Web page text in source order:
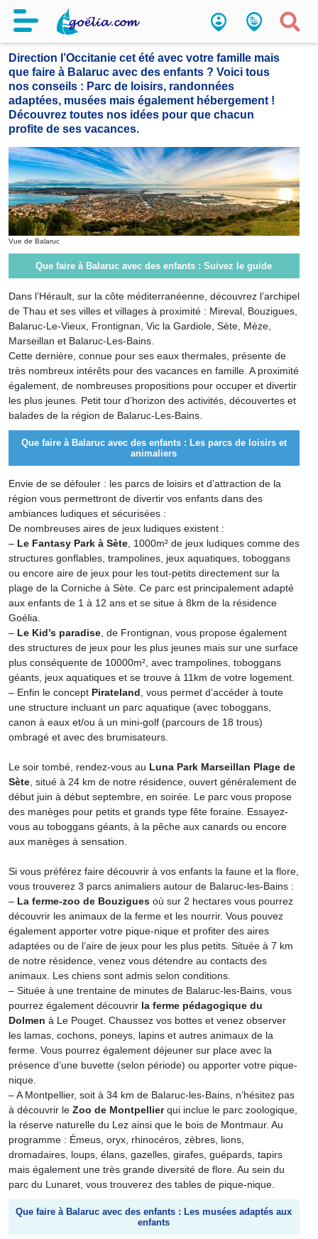
Que faire à Balaruc avec des enfants
Direction l’Occitanie cet été avec votre famille mais
que faire à Balaruc avec des enfants ? Voici tous
nos conseils : Parc de loisirs, randonnées
adaptées, musées mais également hébergement !
Découvrez toutes nos idées pour que chacun
profite de ses vacances.
Vue de Balaruc
Que faire à Balaruc avec des enfants : Suivez le guide
Dans l’Hérault, sur la côte méditerranéenne, découvrez l’archipel
de Thau et ses villes et villages à proximité : Mireval, Bouzigues,
Balaruc-Le-Vieux, Frontignan, Vic la Gardiole, Sète, Mèze,
Marseillan et Balaruc-Les-Bains.
Cette dernière, connue pour ses eaux thermales, présente de
très nombreux intérêts pour des vacances en famille. A proximité
également, de nombreuses propositions pour occuper et divertir
les plus jeunes. Petit tour d’horizon des activités, découvertes et
balades de la région de Balaruc-Les-Bains.
Que faire à Balaruc avec des enfants : Les parcs de loisirs et
animaliers
Envie de se défouler : les parcs de loisirs et d’attraction de la
région vous permettront de divertir vos enfants dans des
ambiances ludiques et sécurisées :
De nombreuses aires de jeux ludiques existent :
– Le Fantasy Park à Sète, 1000m² de jeux ludiques comme des
structures gonflables, trampolines, jeux aquatiques, toboggans
ou encore aire de jeux pour les tout-petits directement sur la
plage de la Corniche à Sète. Ce parc est principalement adapté
aux enfants de 1 à 12 ans et se situe à 8km de la résidence
Goélia.
–Le Kid’s paradise, de Frontignan, vous propose également
des structures de jeux pour les plus jeunes mais sur une surface
plus conséquente de 10000m², avec trampolines, toboggans
géants, jeux aquatiques et se trouve à 11km de votre logement.
– Enfin le concept Pirateland , vous permet d’accéder à toute
une structure incluant un parc aquatique (avec toboggans,
canon à eaux et/ou à un mini-golf (parcours de 18 trous)
ombragé et avec des brumisateurs.
Le soir tombé, rendez-vous au Luna Park Marseillan Plage de
Sète, situé à 24 km de notre résidence, ouvert généralement de
début juin à début septembre, en soirée. Le parc vous propose
des manèges pour petits et grands type fête foraine. Essayez-
vous au toboggans géants, à la pêche aux canards ou encore
aux manèges à sensation.
Si vous préférez faire découvrir à vos enfants la faune et la flore,
vous trouverez 3 parcs animaliers autour de Balaruc-les-Bains :
–La ferme-zoo de Bouziguesoù sur 2 hectares vous pourrez
découvrir les animaux de la ferme et les nourrir. Vous pouvez
également apporter votre pique-nique et profiter des aires
adaptées ou de l’aire de jeux pour les plus petits. Située à 7 km
de notre résidence, venez vous détendre au contacts des
animaux. Les chiens sont admis selon conditions.
– Située à une trentaine de minutes de Balaruc-les-Bains, vous
pourrez également découvrirla ferme pédagogique du
Dolmen à Le Pouget. Chaussez vos bottes et venez observer
les lamas, cochons, poneys, lapins et autres animaux de la
ferme. Vous pourrez également déjeuner sur place avec la
présence d’une buvette (selon période) ou apporter votre pique-
nique.
– A Montpellier, soit à 34 km de Balaruc-les-Bains, n’hésitez pas
à découvrir le Zoo de Montpellierqui inclue le parc zoologique,
la réserve naturelle du Lez ainsi que le bois de Montmaur. Au
programme : Émeus, oryx, rhinocéros, zèbres, lions,
dromadaires, loups, élans, gazelles, girafes, guépards, tapirs
mais également une très grande diversité de flore. Au sein du
parc du Lunaret, vous trouverez des tables de pique-nique.
Que faire à Balaruc avec des enfants : Les musées adaptés aux
enfants